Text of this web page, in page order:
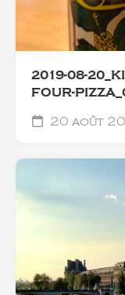
2019-08-
FOUR-
20 août